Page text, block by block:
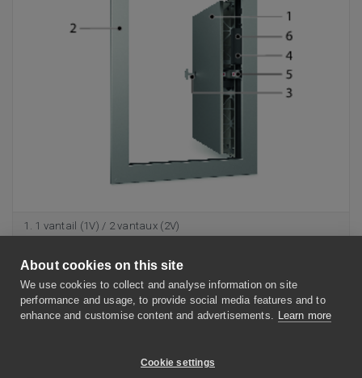
About cookies on this site
We use cookies to collect and analyse information on site
performance and usage, to provide social media features and to
enhance and customise content and advertisements. Learn more
Cookie settings
1 vantail (1V) / 2 vantaux (2V)
avec apprêt (PRIM) / laqué blanc (ATOUT RAL9010)
Serrure + clé
Anti-retour autobloquant à 90°